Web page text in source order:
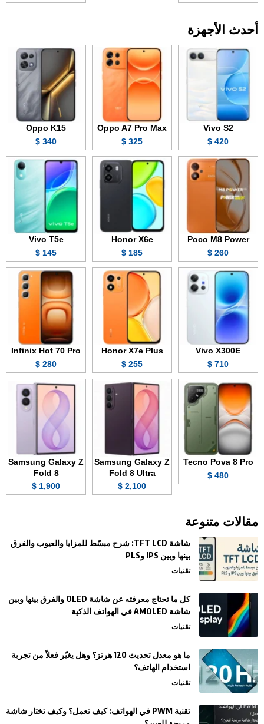
أحدث الأجهزة
Vivo S2
420 $
Oppo A7 Pro Max
325 $
Oppo K15
340 $
Poco M8 Power
260 $
Honor X6e
185 $
Vivo T5e
145 $
Vivo X300E
710 $
Honor X7e Plus
255 $
Infinix Hot 70 Pro
280 $
Tecno Pova 8 Pro
480 $
Samsung Galaxy Z
Fold 8 Ultra
2,100 $
Samsung Galaxy Z
Fold 8
1,900 $
مقالات متنوعة
شاشة TFT LCD: شرح مبسّط للمزايا والعيوب والفرق
بينها وبين IPS وPLS
تقنيات
كل ما تحتاج معرفته عن شاشة OLED والفرق بينها وبين
شاشة AMOLED في الهواتف الذكية
تقنيات
ما هو معدل تحديث 120 هرتز؟ وهل يغيّر فعلاً من تجربة
استخدام الهاتف؟
تقنيات
تقنية PWM في الهواتف: كيف تعمل؟ وكيف تختار شاشة